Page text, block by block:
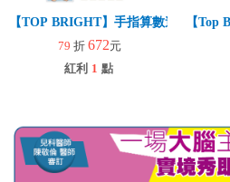
【TOP BRIGHT】手指算數遊戲組-加
79 折 672元
紅利 1 點
【Top